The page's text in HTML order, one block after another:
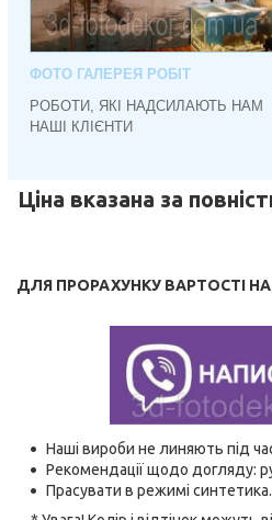
ФОТО ГАЛЕРЕЯ РОБІТ
РОБОТИ, ЯКІ НАДСИЛАЮТЬ НАМ
НАШІ КЛІЄНТИ
Ціна вказана за
ДЛЯ ПРОРАХУНКУ ВАРТОСТІ
Наші вироби не линяють під
Рекомендації щодо догляду:
Прасувати в режимі синтетика.